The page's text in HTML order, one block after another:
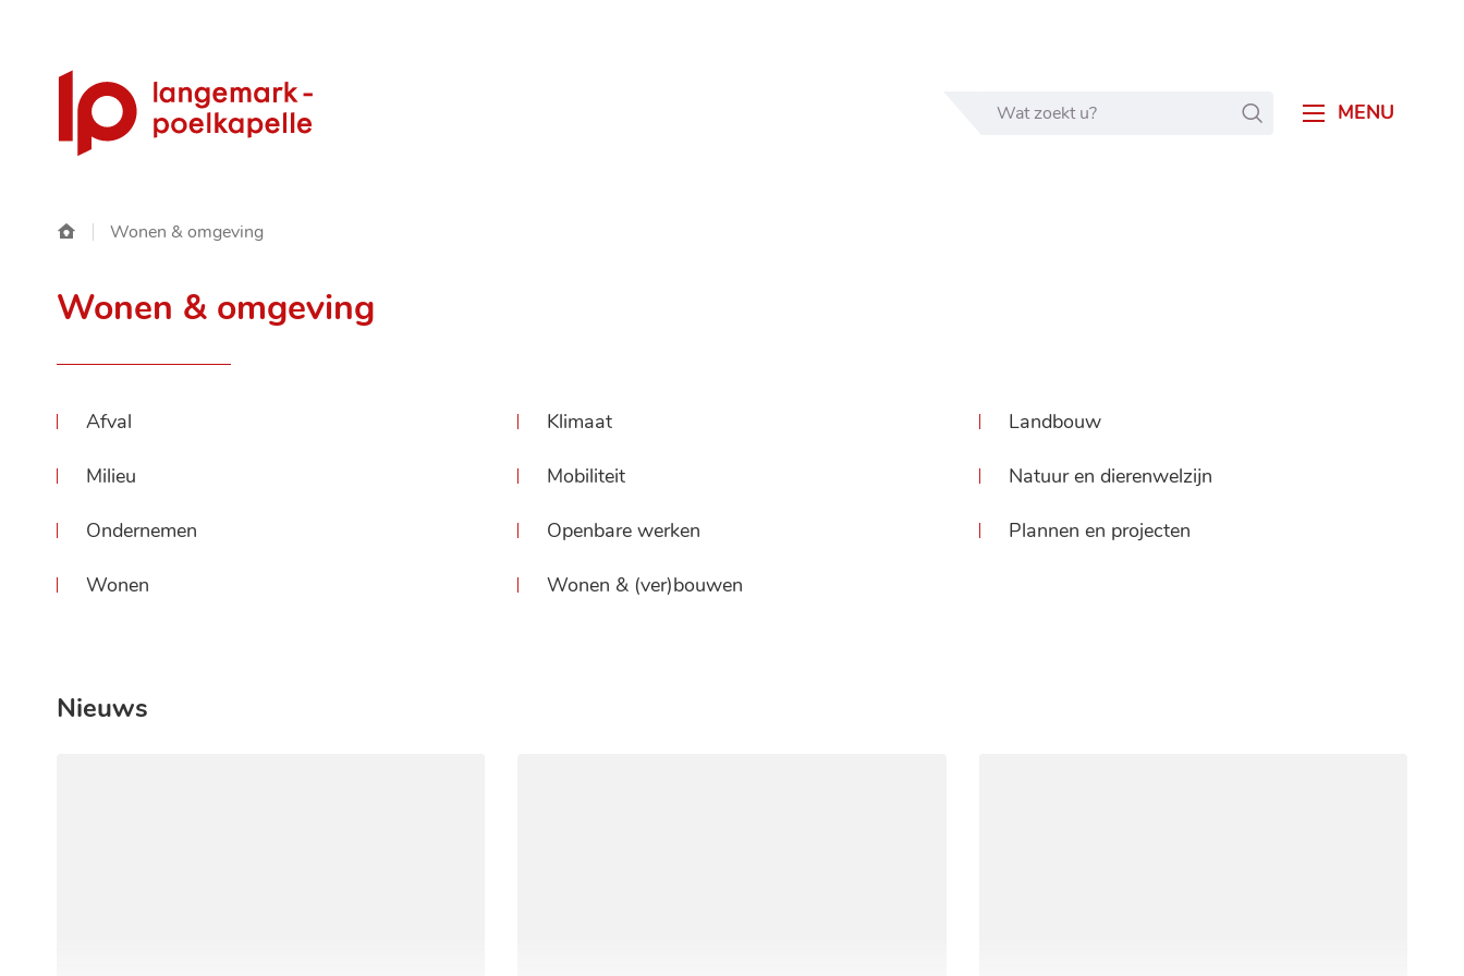
Gemeente
Langemark-
Poelkapelle
MENU
Wat
ZOEKEN
Startpagina
Wonen & omgeving
Wonen & omgeving
Thema's
Afval Klimaat Landbouw
Milieu Mobiliteit Natuur en dierenwelzijn
Ondernemen Openbare werken Plannen en projecten
Wonen Wonen & (ver)bouwen
Nieuws